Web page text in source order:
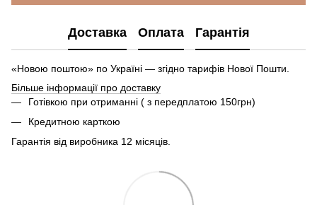
Доставка Оплата Гарантія
«Новою поштою» по Україні — згідно тарифів Нової Пошти.
Більше інформації про доставку
Готівкою при отриманні ( з передплатою 150грн)
Кредитною карткою
Гарантія від виробника 12 місяців.